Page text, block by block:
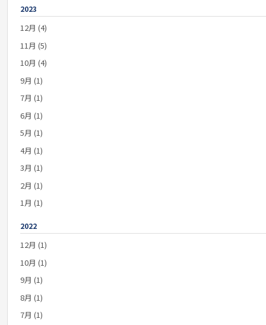
2023
12月 (4)
11月 (5)
10月 (4)
9月 (1)
7月 (1)
6月 (1)
5月 (1)
4月 (1)
3月 (1)
2月 (1)
1月 (1)
2022
12月 (1)
10月 (1)
9月 (1)
8月 (1)
7月 (1)